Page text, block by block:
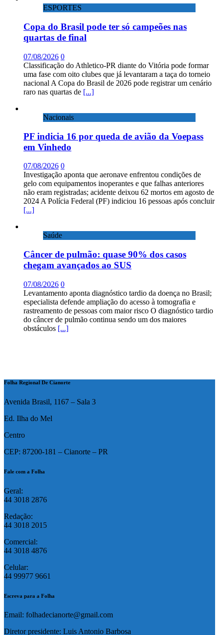
ESPORTES
Copa do Brasil pode ter só campeões nas
quartas de final
07/08/2026 0
Classificação do Athletico-PR diante do Vitória pode formar
uma fase com oito clubes que já levantaram a taça do torneio
nacional A Copa do Brasil de 2026 pode registrar um cenário
raro nas quartas de [...]
Nacionais
PF indicia 16 por queda de avião da Voepass
em Vinhedo
07/08/2026 0
Investigação aponta que aeronave enfrentou condições de
gelo com equipamentos inoperantes e que falhas anteriores
não eram registradas; acidente deixou 62 mortos em agosto de
2024 A Polícia Federal (PF) indiciou 16 pessoas após concluir
[...]
Saúde
Câncer de pulmão: quase 90% dos casos
chegam avançados ao SUS
07/08/2026 0
Levantamento aponta diagnóstico tardio da doença no Brasil;
especialista defende ampliação do acesso à tomografia e
rastreamento de pessoas com maior risco O diagnóstico tardio
do câncer de pulmão continua sendo um dos maiores
obstáculos [...]
Folha Regional De Cianorte
Avenida Brasil, 1167 – Sala 3
Ed. Ilha do Mel
Centro
CEP: 87200-181 – Cianorte – PR
Fale com a Folha
Geral:
44 3018 2876
Redação:
44 3018 2015
Comercial:
44 3018 4876
Celular:
44 99977 9661
Escreva para a Folha
Email: folhadecianorte@gmail.com
Diretor presidente: Luis Antonio Barbosa